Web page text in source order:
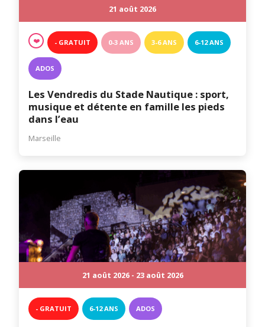
21 août 2026
❤️ - GRATUIT 0-3 ANS 3-6 ANS 6-12 ANS
ADOS
Les Vendredis du Stade Nautique : sport,
musique et détente en famille les pieds
dans l’eau
Marseille
21 août 2026 - 23 août 2026
- GRATUIT 6-12 ANS ADOS